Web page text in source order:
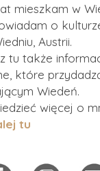
mieszkam w
o
Austrii.
tu także
które
Wiedeń.
więcej o
tu